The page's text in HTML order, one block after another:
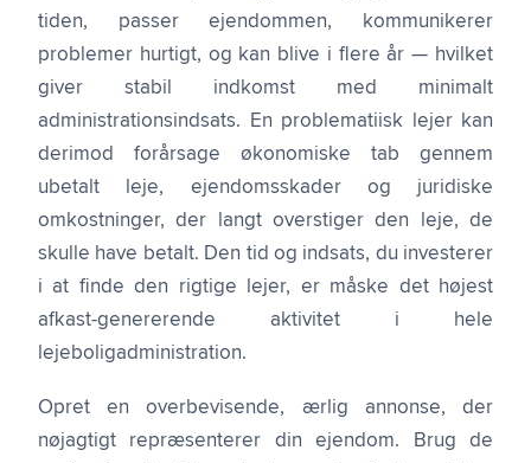
tiden, passer ejendommen, kommunikerer
problemer hurtigt, og kan blive i flere år — hvilket
giver stabil indkomst med minimalt
administrationsindsats. En problematiisk lejer kan
derimod forårsage økonomiske tab gennem
ubetalt leje, ejendomsskader og juridiske
omkostninger, der langt overstiger den leje, de
skulle have betalt. Den tid og indsats, du investerer
i at finde den rigtige lejer, er måske det højest
afkast-genererende aktivitet i hele
lejeboligadministration.
Opret en overbevisende, ærlig annonse, der
nøjagtigt repræsenterer din ejendom. Brug de